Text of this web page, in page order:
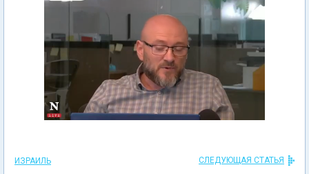
ИЗРАИЛЬ СЛЕДУЮЩАЯ СТАТЬЯ